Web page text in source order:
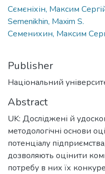
Сємєніхін, Максим
Semenikhin, Maxim S.
Семенихин, Максим
Publisher
Національний
Abstract
UK: Досліджені й
методологічні основи
потенціалу
дозволяють оцінити
потребу в них їх